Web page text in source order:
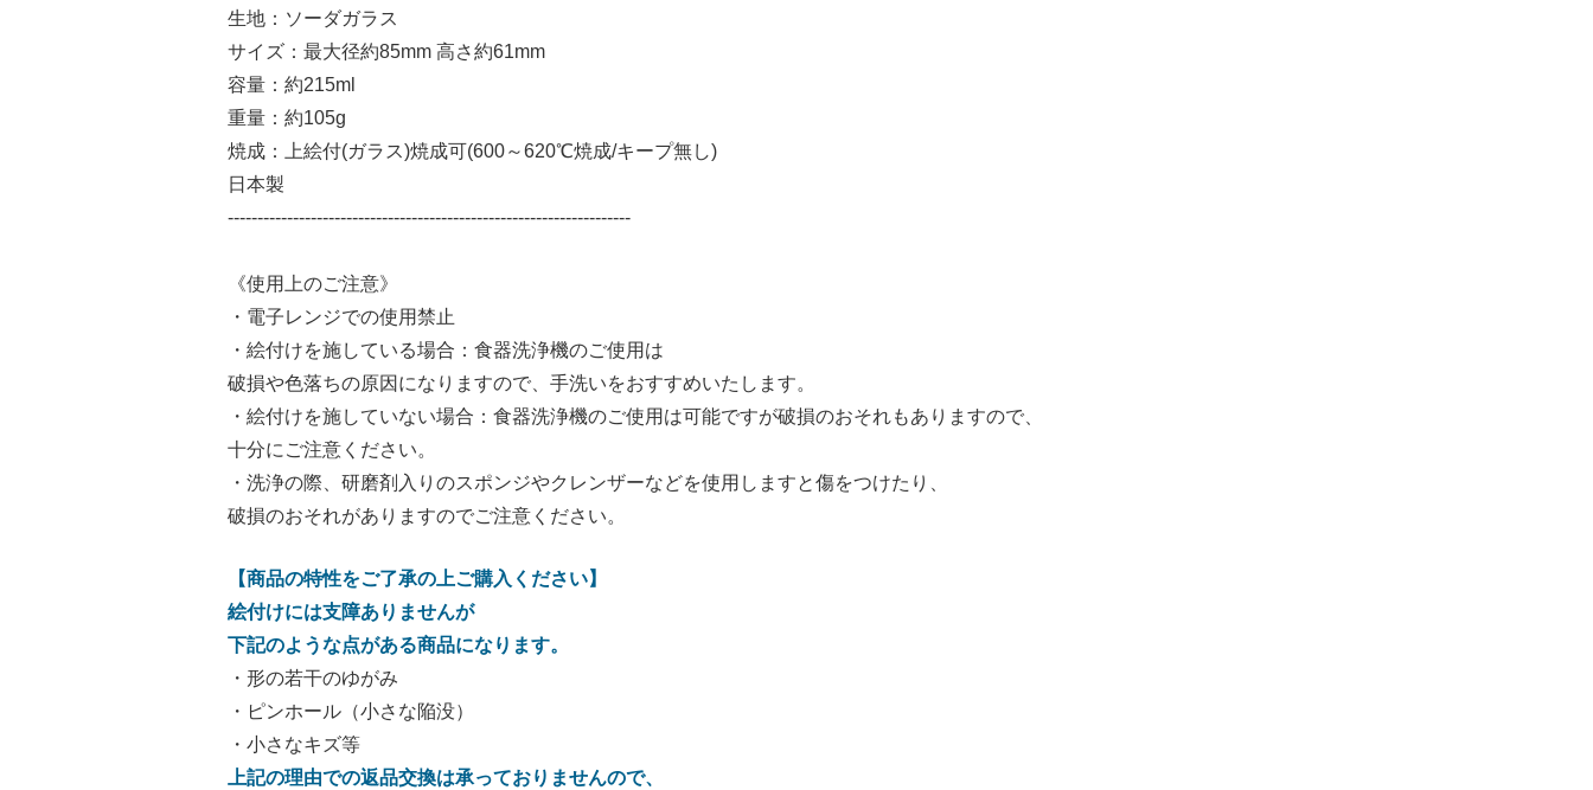
生地：ソーダガラス
サイズ：最大径約85mm 高さ約61mm
容量：約215ml
重量：約105g
焼成：上絵付(ガラス)焼成可(600～620℃焼成/キープ無し)
日本製
--------------------------------------------------------------------
《使用上のご注意》
・電子レンジでの使用禁止
・絵付けを施している場合：食器洗浄機のご使用は
破損や色落ちの原因になりますので、手洗いをおすすめいたします。
・絵付けを施していない場合：食器洗浄機のご使用は可能ですが破損のおそれもありますので、
十分にご注意ください。
・洗浄の際、研磨剤入りのスポンジやクレンザーなどを使用しますと傷をつけたり、
破損のおそれがありますのでご注意ください。
【商品の特性をご了承の上ご購入ください】
絵付けには支障ありませんが
下記のような点がある商品になります。
・形の若干のゆがみ
・ピンホール（小さな陥没）
・小さなキズ等
上記の理由での返品交換は承っておりませんので、